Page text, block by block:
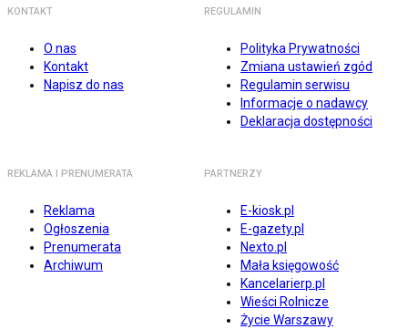
KONTAKT
O nas
Kontakt
Napisz do nas
REGULAMIN
Polityka Prywatności
Zmiana ustawień zgód
Regulamin serwisu
Informacje o nadawcy
Deklaracja dostępności
REKLAMA I PRENUMERATA
Reklama
Ogłoszenia
Prenumerata
Archiwum
PARTNERZY
E-kiosk.pl
E-gazety.pl
Nexto.pl
Mała księgowość
Kancelarierp.pl
Wieści Rolnicze
Życie Warszawy